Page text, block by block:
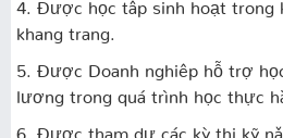
4. Được học tâp sinh hoạt trong
khang trang.
5. Được Doanh nghiêp hỗ trợ
lương trong quá trình học thực
6. Được tham dự các kỳ thi kỹ